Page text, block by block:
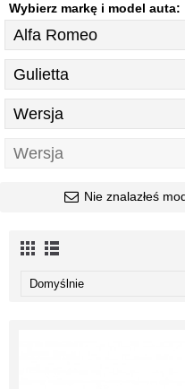
Wybierz markę i model auta:
Nie znalazłeś